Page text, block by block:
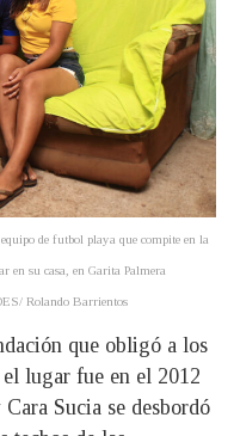
de futbol playa que compite en la
en su casa, en Garita Palmera
Rolando Barrientos
que obligó a los
lugar fue en el 2012
Sucia se desbordó